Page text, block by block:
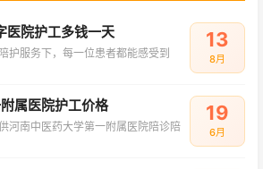
医院护工多钱一天
护服务下，每一位患者都能感受到
13
8月
属医院护工价格
河南中医药大学第一附属医院陪诊陪
19
6月